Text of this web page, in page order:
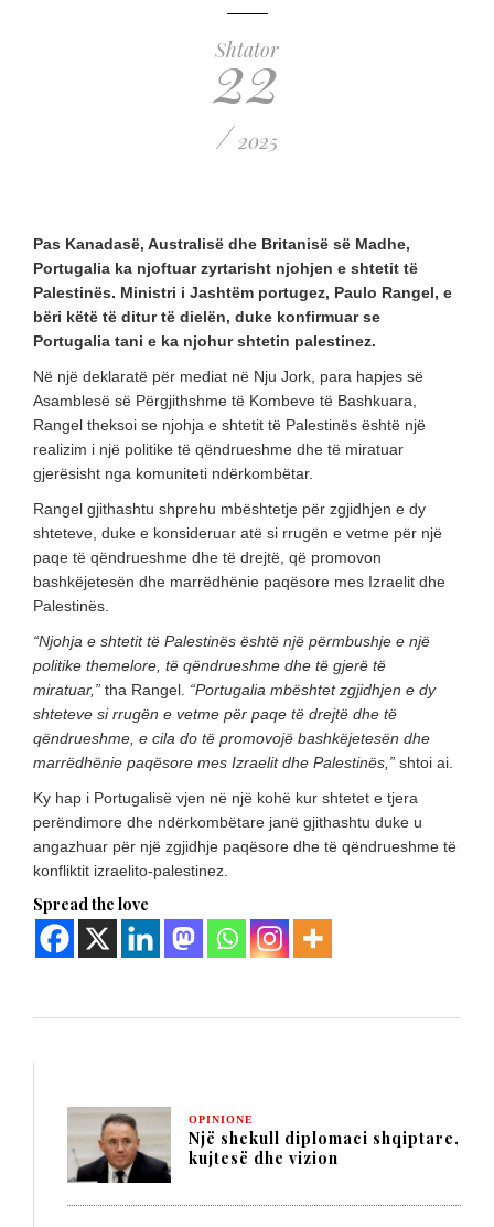
Shtator
22
/ 2025
Pas Kanadasë, Australisë dhe Britanisë së Madhe,
Portugalia ka njoftuar zyrtarisht njohjen e shtetit të
Palestinës. Ministri i Jashtëm portugez, Paulo Rangel, e
bëri këtë të ditur të dielën, duke konfirmuar se
Portugalia tani e ka njohur shtetin palestinez.
Në një deklaratë për mediat në Nju Jork, para hapjes së
Asamblesë së Përgjithshme të Kombeve të Bashkuara,
Rangel theksoi se njohja e shtetit të Palestinës është një
realizim i një politike të qëndrueshme dhe të miratuar
gjerësisht nga komuniteti ndërkombëtar.
Rangel gjithashtu shprehu mbështetje për zgjidhjen e dy
shteteve, duke e konsideruar atë si rrugën e vetme për një
paqe të qëndrueshme dhe të drejtë, që promovon
bashkëjetesën dhe marrëdhënie paqësore mes Izraelit dhe
Palestinës.
“Njohja e shtetit të Palestinës është një përmbushje e një
politike themelore, të qëndrueshme dhe të gjerë të
miratuar,” tha Rangel. “Portugalia mbështet zgjidhjen e dy
shteteve si rrugën e vetme për paqe të drejtë dhe të
qëndrueshme, e cila do të promovojë bashkëjetesën dhe
marrëdhënie paqësore mes Izraelit dhe Palestinës,” shtoi ai.
Ky hap i Portugalisë vjen në një kohë kur shtetet e tjera
perëndimore dhe ndërkombëtare janë gjithashtu duke u
angazhuar për një zgjidhje paqësore dhe të qëndrueshme të
konfliktit izraelito-palestinez.
Spread the love
OPINIONE
Një shekull diplomaci shqiptare,
kujtesë dhe vizion